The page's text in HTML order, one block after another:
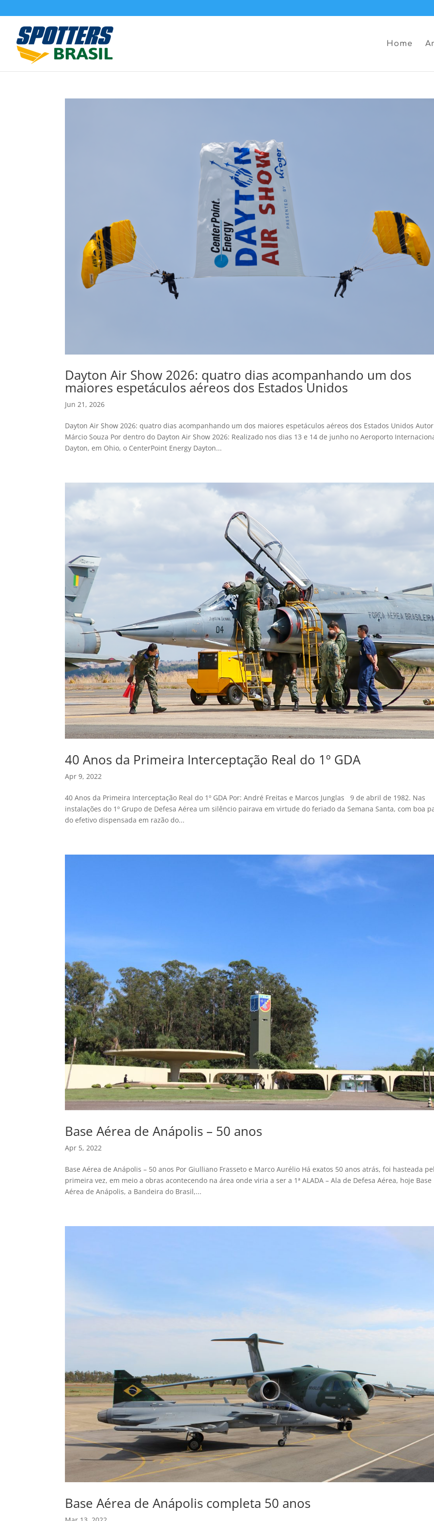
Home
Dayton Air Show 2026: quatro dias acompanhando um dos
maiores espetáculos aéreos dos Estados Unidos
Jun 21, 2026
Dayton Air Show 2026: quatro dias acompanhando um dos maiores espetáculos aéreos dos Estados Unidos
Márcio Souza Por dentro do Dayton Air Show 2026: Realizado nos dias 13 e 14 de junho no Aeroporto
Dayton, em Ohio, o CenterPoint Energy Dayton...
40 Anos da Primeira Interceptação Real do 1º GDA
Apr 9, 2022
40 Anos da Primeira Interceptação Real do 1º GDA Por: André Freitas e Marcos Junglas 9 de abril de 1982. Nas
instalações do 1º Grupo de Defesa Aérea um silêncio pairava em virtude do feriado da Semana Santa, com boa
do efetivo dispensada em razão do...
Base Aérea de Anápolis – 50 anos
Apr 5, 2022
Base Aérea de Anápolis – 50 anos Por Giulliano Frasseto e Marco Aurélio Há exatos 50 anos atrás, foi hasteada
primeira vez, em meio a obras acontecendo na área onde viria a ser a 1ª ALADA – Ala de Defesa Aérea, hoje Base
Aérea de Anápolis, a Bandeira do Brasil,...
Base Aérea de Anápolis completa 50 anos